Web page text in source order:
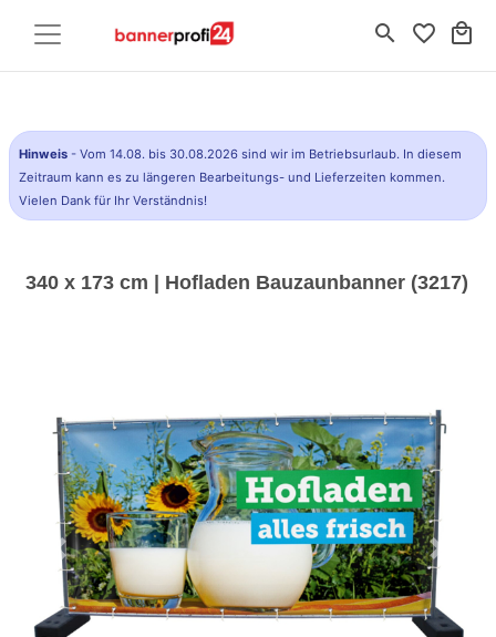
search favorite_border local_mall
Hinweis - Vom 14.08. bis 30.08.2026 sind wir im Betriebsurlaub. In diesem
Zeitraum kann es zu längeren Bearbeitungs- und Lieferzeiten kommen.
Vielen Dank für Ihr Verständnis!
340 x 173 cm | Hofladen Bauzaunbanner (3217)
Previous Next